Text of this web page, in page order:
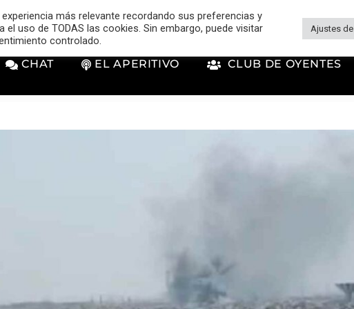
CHAT EL APERITIVO CLUB DE OYENTES
más relevante recordando sus preferencias y
uso de TODAS las cookies. Sin embargo, puede visitar
controlado.
Ajustes